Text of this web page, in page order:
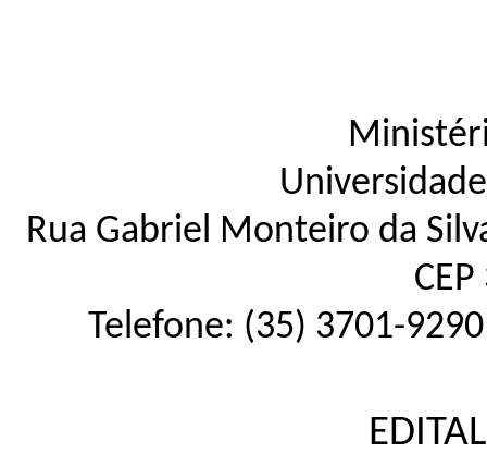
Rua Gabriel Monteiro da
Telefone: (35) 3701-